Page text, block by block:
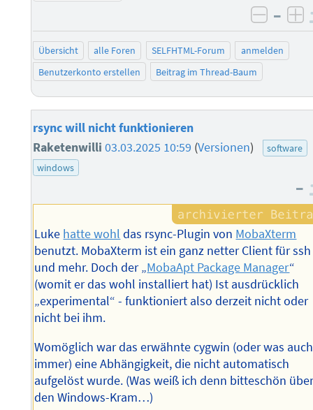
–
Übersicht alle Foren SELFHTML-Forum
anmelden
Benutzerkonto erstellen
Beitrag im Thread-Baum
rsync will nicht funktionieren
Raketenwilli 03.03.2025 10:59 (Versionen)
software
windows
–
Luke hatte wohl das rsync-Plugin von MobaXterm
benutzt. MobaXterm ist ein ganz netter Client für ssh
und mehr. Doch der „MobaApt Package Manager“
(womit er das wohl installiert hat) Ist ausdrücklich
„experimental“ - funktioniert also derzeit nicht oder
nicht bei ihm.
Womöglich war das erwähnte cygwin (oder was auch
immer) eine Abhängigkeit, die nicht automatisch
aufgelöst wurde. (Was weiß ich denn bitteschön
den Windows-Kram…)